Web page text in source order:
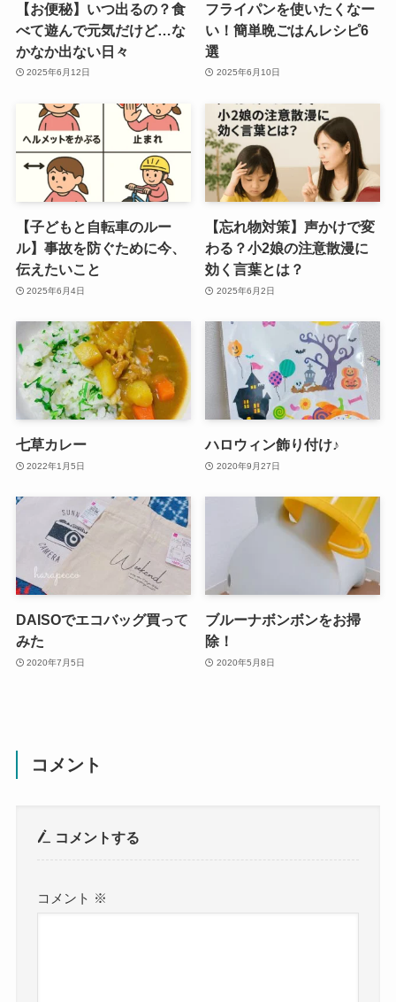
【お便秘】いつ出るの？食
べて遊んで元気だけど…な
かなか出ない日々
2025年6月12日
フライパンを使いたくなー
い！簡単晩ごはんレシピ6
選
2025年6月10日
【子どもと自転車のルー
ル】事故を防ぐために今、
伝えたいこと
2025年6月4日
【忘れ物対策】声かけで変
わる？小2娘の注意散漫に
効く言葉とは？
2025年6月2日
七草カレー
2022年1月5日
ハロウィン飾り付け♪
2020年9月27日
DAISOでエコバッグ買って
みた
2020年7月5日
ブルーナボンボンをお掃
除！
2020年5月8日
コメント
コメントする
コメント ※